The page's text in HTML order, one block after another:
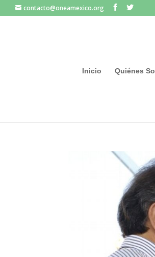
contacto@oneamexico.org
Inicio Quiénes